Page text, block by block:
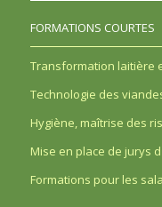
FORMATIONS COURTES
Transformation laitière
Technologie des
Hygiène, maîtrise des
Mise en place de jurys
Formations pour les